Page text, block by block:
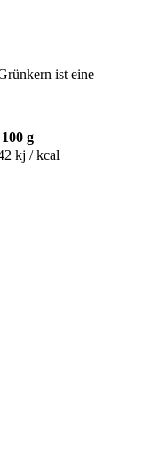
ist eine
g
kj / kcal